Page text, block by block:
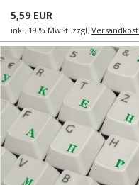
5,59 EUR
inkl. 19 % MwSt. zzgl.